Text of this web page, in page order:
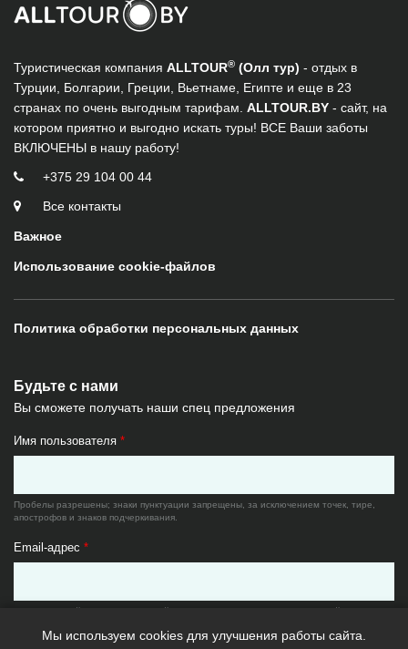
Мы используем cookies для улучшения работы сайта.
Туристическая компания ALLTOUR® (Олл тур) - отдых в
Турции, Болгарии, Греции, Вьетнаме, Египте и еще в 23
странах по очень выгодным тарифам. ALLTOUR.BY - сайт, на
котором приятно и выгодно искать туры! ВСЕ Ваши заботы
ВКЛЮЧЕНЫ в нашу работу!
+375 29 104 00 44
Все контакты
Важное
Использование cookie-файлов
Политика обработки персональных данных
Будьте с нами
Вы сможете получать наши спец предложения
Имя пользователя *
Пробелы разрешены; знаки пунктуации запрещены, за исключением точек, тире,
апострофов и знаков подчеркивания.
Email-адрес *
Существующий адрес электронной почты. Все почтовые сообщения с сайта будут
использован только по вашему желанию: для восстановления пароля или для